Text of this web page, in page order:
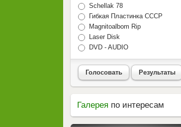
Schellak 78
Гибкая Пластинка СССР
Magnitoalbom Rip
Laser Disk
DVD - AUDIO
Голосовать Результаты
Галерея по интересам